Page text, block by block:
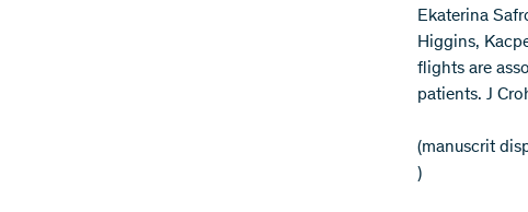
Ekaterina
Higgins,
flights are
patients. J
(manuscrit
)